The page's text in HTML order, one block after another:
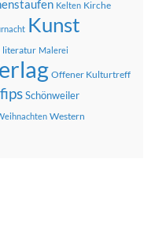
Kelten Kirche
Kunst
literatur Malerei
Offener Kulturtreff
Schönweiler
Western